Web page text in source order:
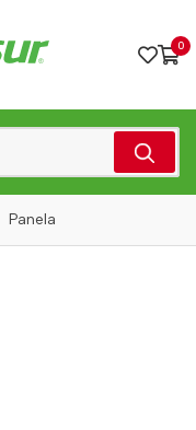
0
Panela